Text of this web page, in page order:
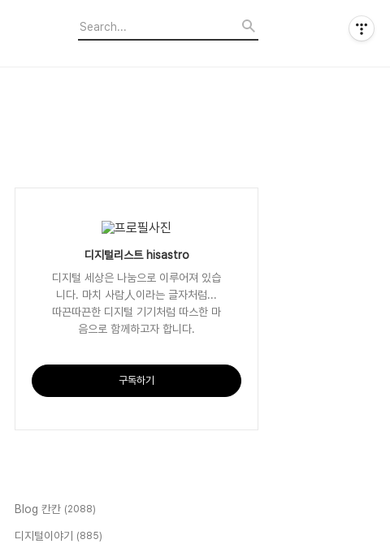
디지털리스트 hisastro
디지털 세상은 나눔으로 이루어져 있습
니다. 마치 사람人이라는 글자처럼...
따끈따끈한 디지털 기기처럼 따스한 마
음으로 함께하고자 합니다.
구독하기
Blog 칸칸 (2088)
디지털이야기 (885)